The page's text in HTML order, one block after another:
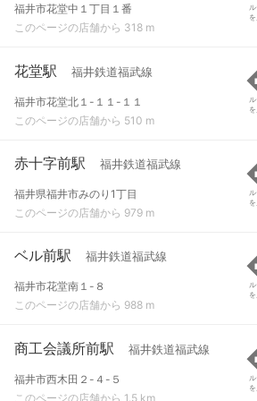
福井市花堂中１丁目１番
このページの店舗から 318 m
花堂駅 福井鉄道福武線
福井市花堂北１-１１-１１
このページの店舗から 510 m
赤十字前駅 福井鉄道福武線
福井県福井市みのり1丁目
このページの店舗から 979 m
ベル前駅 福井鉄道福武線
福井市花堂南１-８
このページの店舗から 988 m
商工会議所前駅 福井鉄道福武線
福井市西木田２-４-５
このページの店舗から 1.5 km